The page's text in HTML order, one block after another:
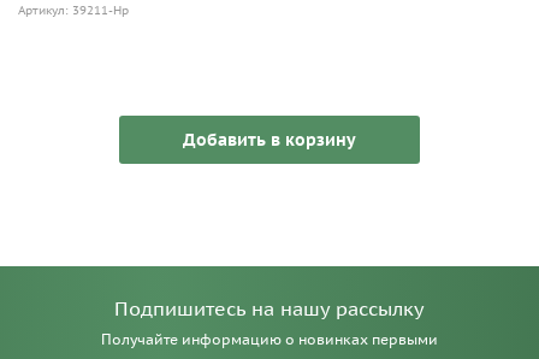
Артикул: 39211-Hp
Добавить в корзину
Подпишитесь на нашу рассылку
Получайте информацию о новинках первыми